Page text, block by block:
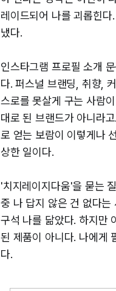
레이드되어 나를 괴롭힌다.
냈다.
인스타그램 프로필 소개
다. 퍼스널 브랜딩, 취향,
스로를 못살게 구는 사람
대로 된 브랜드가 아니라
로 얻는 보람이 이렇게나
상한 일이다.
'치지레이지다움'을 묻는
중 나 답지 않은 건 없다는
구석 나를 닮았다. 하지만
된 제품이 아니다. 나에게
다.